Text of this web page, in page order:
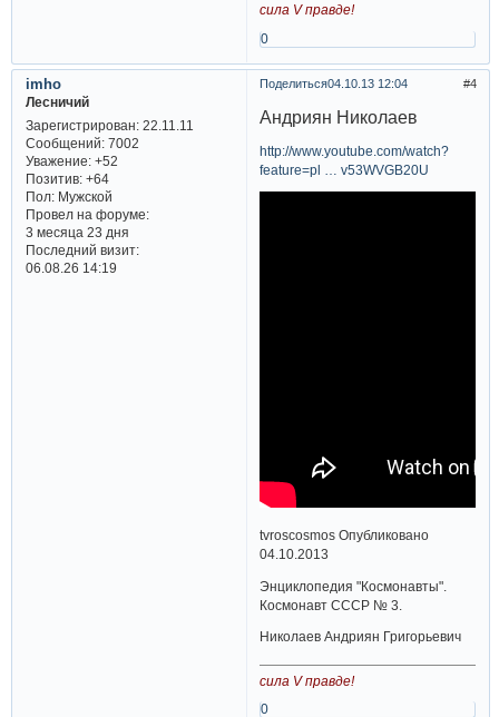
сила V правде!
0
Поделиться 4
04.10.13 12:04
imho
Лесничий
Зарегистрирован: 22.11.11
Сообщений:7002
Уважение: +52
Позитив: +64
Пол:Мужской
Провел на форуме:
3 месяца 23 дня
Последний визит:
06.08.26 14:19
Андриян Николаев
http://www.youtube.com/watch?
feature=pl … v53WVGB20U
tvroscosmos Опубликовано
04.10.2013
Энциклопедия "Космонавты".
Космонавт СССР № 3.
Николаев Андриян Григорьевич
сила V правде!
0